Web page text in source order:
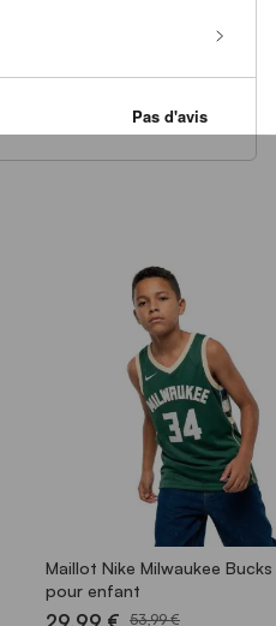
Maillot Nike Milwaukee
pour enfant
29,99 € 53,99 €